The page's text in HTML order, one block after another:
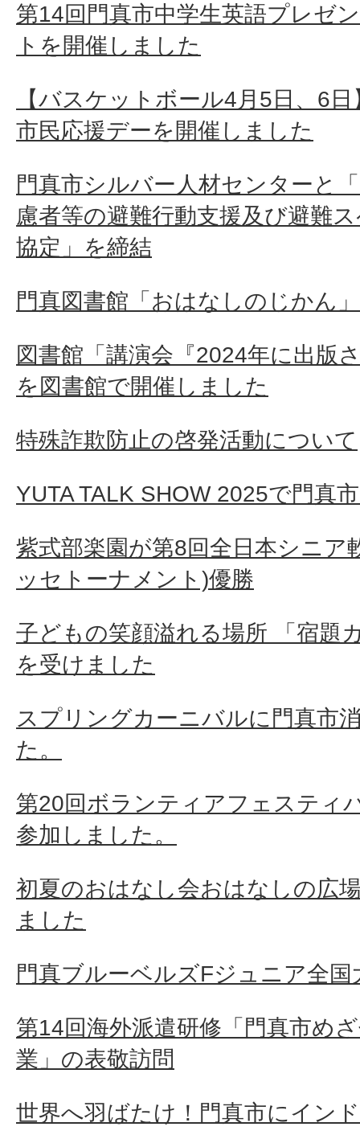
第14回門真市中学生英語プレゼ
トを開催しました
【バスケットボール4月5日、6
市民応援デーを開催しました
門真市シルバー人材センターと
慮者等の避難行動支援及び避難
協定」を締結
門真図書館「おはなしのじかん
図書館「講演会『2024年に出版
を図書館で開催しました
特殊詐欺防止の啓発活動について
YUTA TALK SHOW 2025で門真
紫式部楽園が第8回全日本シニア
ッセトーナメント)優勝
子どもの笑顔溢れる場所 「宿題
を受けました
スプリングカーニバルに門真市
た。
第20回ボランティアフェスティ
参加しました。
初夏のおはなし会おはなしの広
ました
門真ブルーベルズFジュニア全国
第14回海外派遣研修「門真市め
業」の表敬訪問
世界へ羽ばたけ！門真市にイン